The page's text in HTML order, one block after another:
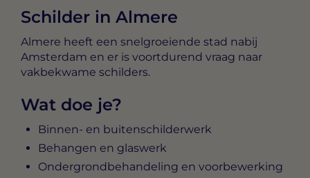
Schilder in Almere
Almere heeft een snelgroeiende stad nabij
Amsterdam en er is voortdurend vraag naar
vakbekwame schilders.
Wat doe je?
Binnen- en buitenschilderwerk
Behangen en glaswerk
Ondergrondbehandeling en voorbewerking